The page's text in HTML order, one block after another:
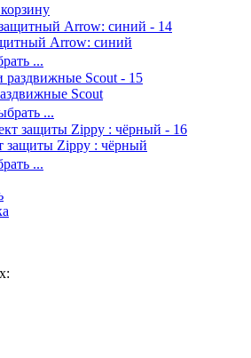
Arrow: синий
...
Scout
...
защиты Zippy : чёрный
...